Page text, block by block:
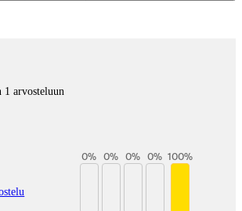
1 arvosteluun
0% 0% 0% 0% 100%